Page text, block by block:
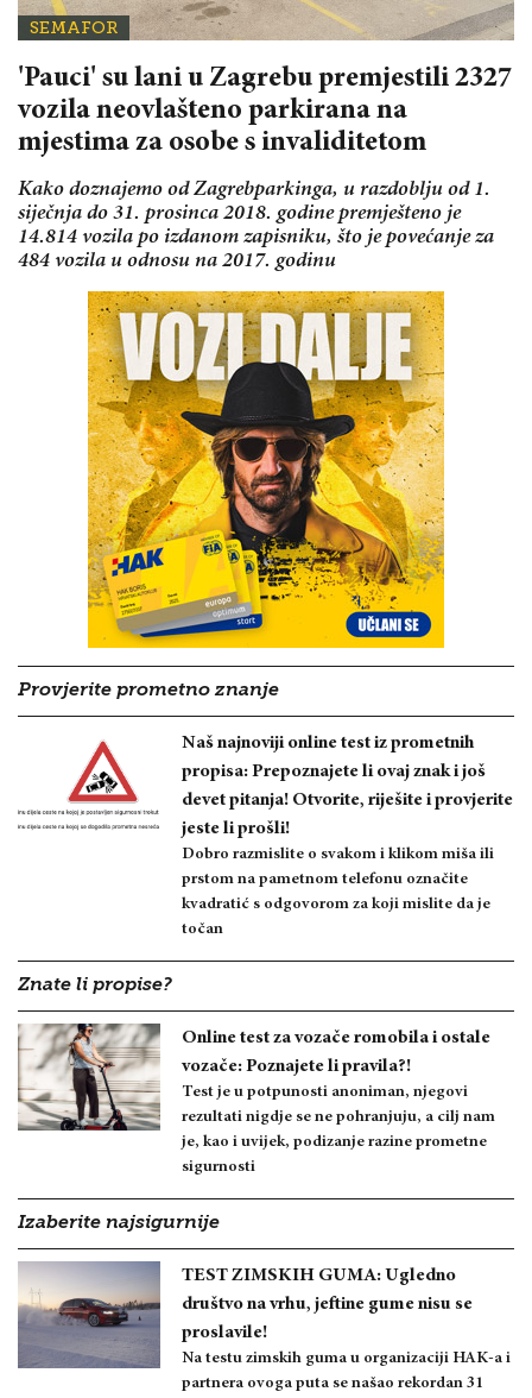
SEMAFOR
'Pauci' su lani u Zagrebu premjestili 2327
vozila neovlašteno parkirana na
mjestima za osobe s invaliditetom
Kako doznajemo od Zagrebparkinga, u razdoblju od 1.
siječnja do 31. prosinca 2018. godine premješteno je
14.814 vozila po izdanom zapisniku, što je povećanje za
484 vozila u odnosu na 2017. godinu
Provjerite prometno znanje
Naš najnoviji online test iz prometnih
propisa: Prepoznajete li ovaj znak i još
devet pitanja! Otvorite, riješite i provjerite
jeste li prošli!
Dobro razmislite o svakom i klikom miša ili
prstom na pametnom telefonu označite
kvadratić s odgovorom za koji mislite da je
točan
Znate li propise?
Online test za vozače romobila i ostale
vozače: Poznajete li pravila?!
Test je u potpunosti anoniman, njegovi
rezultati nigdje se ne pohranjuju, a cilj nam
je, kao i uvijek, podizanje razine prometne
sigurnosti
Izaberite najsigurnije
TEST ZIMSKIH GUMA: Ugledno
društvo na vrhu, jeftine gume nisu se
proslavile!
Na testu zimskih guma u organizaciji HAK-a i
partnera ovoga puta se našao rekordan 31